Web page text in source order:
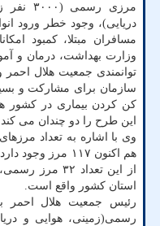
دریایی)، وجود خطر ورود
مسافران مبتلا، کمبود
وزارت بهداشت، درمان و
توانمندی جمعیت هلال
سازمان برای مشارکت و
کن کردن بیماری در کشور
این طرح را دو چندان می
وی با اشاره به تعداد
استان کشور واقع است.
رئیس جمعیت هلال احمر
رسمی(زمینی، هوایی و